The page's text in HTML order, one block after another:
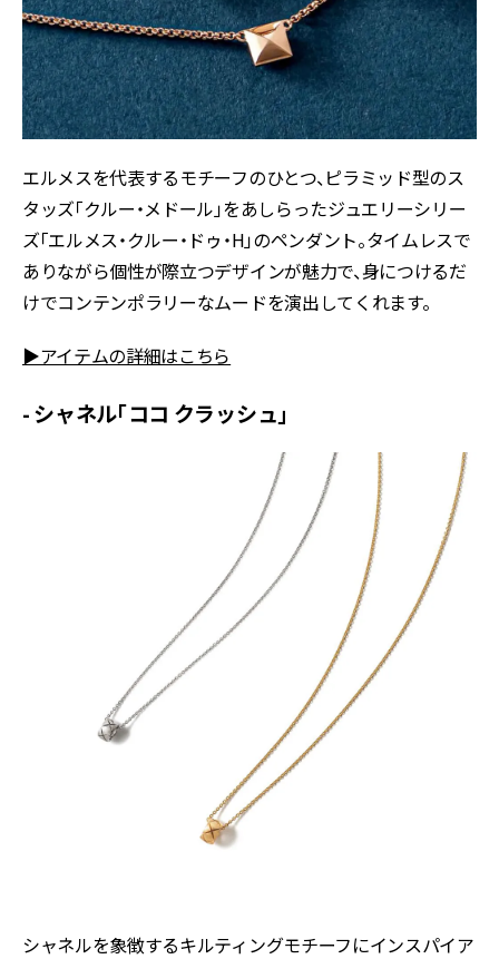
エルメスを代表するモチーフのひとつ、ピラミッド型のス
タッズ「クルー・メドール」をあしらったジュエリーシリー
ズ「エルメス・クルー・ドゥ・H」のペンダント。タイムレスで
ありながら個性が際立つデザインが魅力で、身につけるだ
けでコンテンポラリーなムードを演出してくれます。
▶アイテムの詳細はこちら
- シャネル「ココ クラッシュ」
シャネルを象徴するキルティングモチーフにインスパイア